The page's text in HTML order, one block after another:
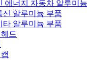
에너지 자동차 알루미
신 알루미늄 부품
타 알루미늄 부품
드